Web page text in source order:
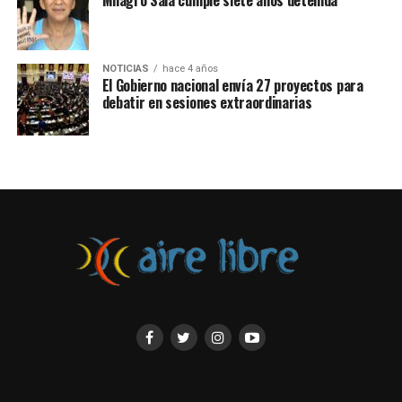
NOTICIAS hace 4 años
El Gobierno nacional envía 27 proyectos para
debatir en sesiones extraordinarias